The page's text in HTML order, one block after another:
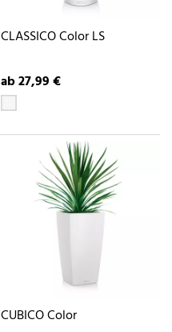
CLASSICO Color LS
ab 27,99 €
CUBICO Color